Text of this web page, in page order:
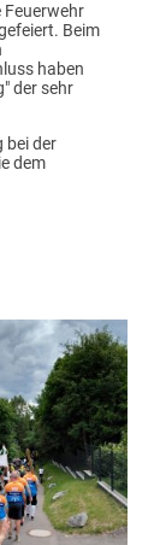
Feuerwehr
Beim
haben
der sehr
bei der
dem